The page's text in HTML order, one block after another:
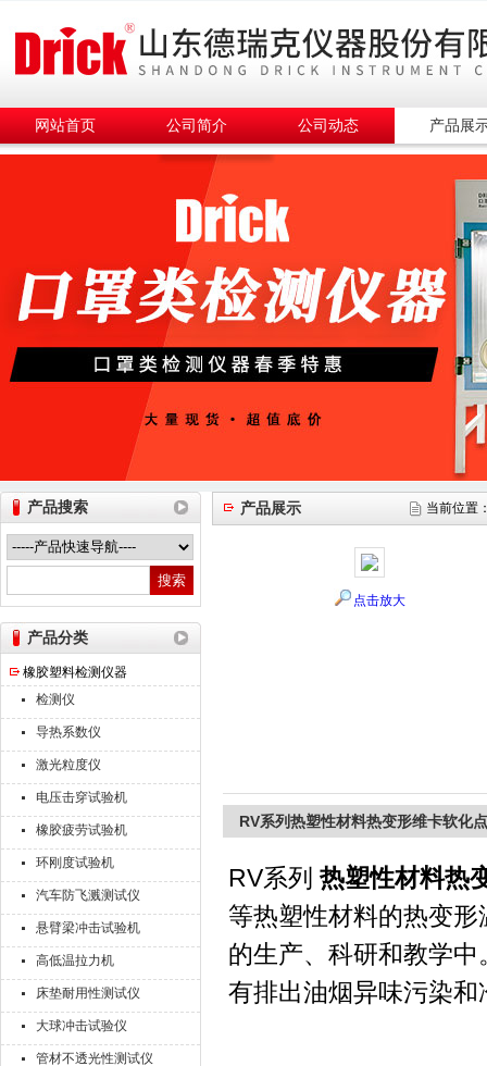
山东德瑞克仪器股份有限公司
网站首页 公司简介 公司动态 产品展
产品搜索
产品分类
橡胶塑料检测仪器
检测仪
导热系数仪
激光粒度仪
电压击穿试验机
橡胶疲劳试验机
环刚度试验机
汽车防飞溅测试仪
悬臂梁冲击试验机
高低温拉力机
床垫耐用性测试仪
大球冲击试验仪
管材不透光性测试仪
产品展示 当前位置
点击放大
RV系列热塑性材料热变形维卡软化
RV系列 热塑性材料热
等热塑性材料的热变
的生产、科研和教学
有排出油烟异味污染和